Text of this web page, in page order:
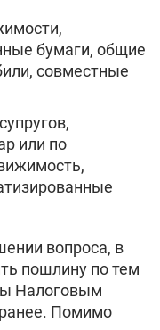
бумаги, общие
совместные
или по
вопроса, в
пошлину по тем
Налоговым
Помимо